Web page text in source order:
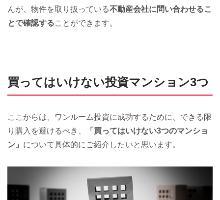
んが、物件を取り扱っている不動産会社に問い合わせるこ
とで確認することができます。
買ってはいけない投資マンション3つ
ここからは、ワンルーム投資に成功するために、できる限
り購入を避けるべき、
「買ってはいけない3つのマンショ
ン」 について具体的にご紹介したいと思います。